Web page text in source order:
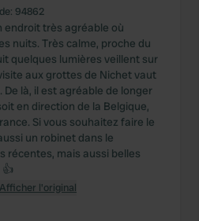
94862
endroit très agréable où
nuits. Très calme, proche du
quelques lumières veillent sur
aux grottes de Nichet vaut
là, il est agréable de longer
en direction de la Belgique,
Si vous souhaitez faire le
un robinet dans le
récentes, mais aussi belles
Afficher l'original